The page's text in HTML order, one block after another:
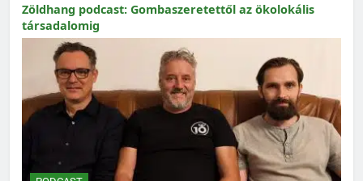
Zöldhang podcast: Gombaszeretettől az ökolokális
társadalomig